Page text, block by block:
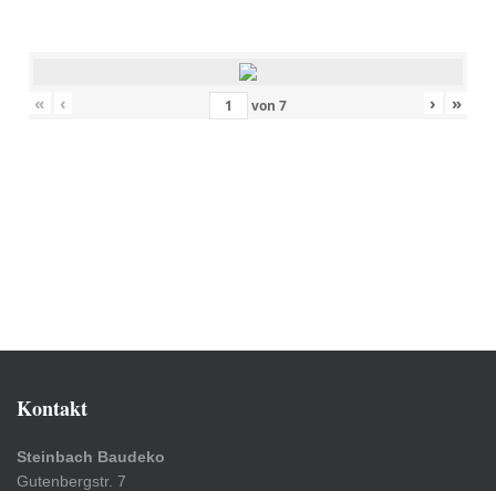
« ‹ von 7 › »
Kontakt
Steinbach Baudeko
Gutenbergstr. 7